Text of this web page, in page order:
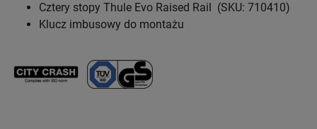
Cztery stopy Thule Evo Raised Rail (SKU: 710410)
Klucz imbusowy do montażu